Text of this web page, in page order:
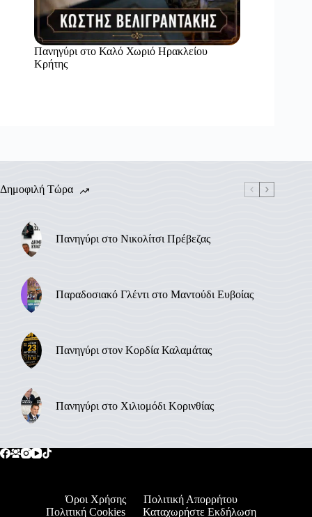
Πανηγύρι στο Καλό Χωριό Ηρακλείου
Κρήτης
Δημοφιλή Τώρα
Πανηγύρι στο Νικολίτσι Πρέβεζας
Παραδοσιακό Γλέντι στο Μαντούδι Ευβοίας
Πανηγύρι στον Κορδία Καλαμάτας
Πανηγύρι στο Χιλιομόδι Κορινθίας
Όροι Χρήσης
Πολιτική Απορρήτου
Πολιτική Cookies
Καταχωρήστε Εκδήλωση